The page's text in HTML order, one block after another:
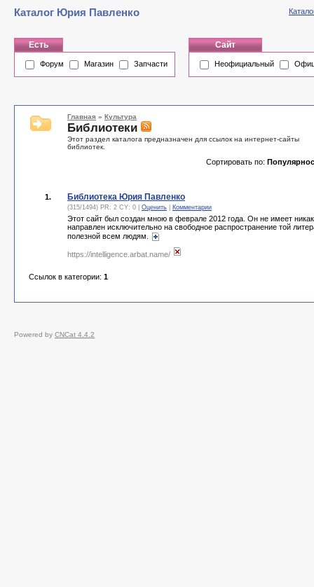
Каталог Юрия Павленко
Есть
Форум Магазин Запчасти
Сайт
Неофициальный
Главная » Культура
Библиотеки
Этот раздел каталога предназначен для ссылок на интернет-сайты
библиотек.
Сортировать по:
1. Библиотека Юрия Павленко
(315/1494) PR: 2 CY: 0 | Оценить Комментарии
Этот сайт был создан мною в феврале 2012 года. Он не имеет
направлен исключительно на свободное распространение той
полезной всем людям.
https://intelligence.arbat.name/
Ссылок в категории: 1
Powered by CNCat 4.4.2